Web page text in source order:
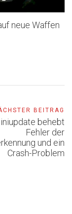
neue Waffen
BEITRAG
behebt
Fehler der
und ein
Crash-Problem